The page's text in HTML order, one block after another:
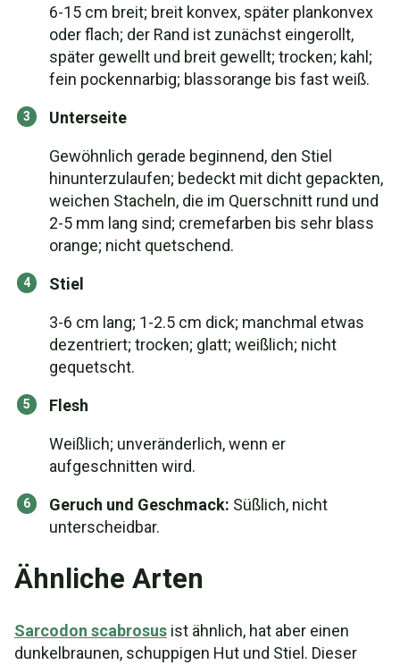
6-15 cm breit; breit konvex, später plankonvex
oder flach; der Rand ist zunächst eingerollt,
später gewellt und breit gewellt; trocken; kahl;
fein pockennarbig; blassorange bis fast weiß.
Unterseite
Gewöhnlich gerade beginnend, den Stiel
hinunterzulaufen; bedeckt mit dicht gepackten,
weichen Stacheln, die im Querschnitt rund und
2-5 mm lang sind; cremefarben bis sehr blass
orange; nicht quetschend.
Stiel
3-6 cm lang; 1-2.5 cm dick; manchmal etwas
dezentriert; trocken; glatt; weißlich; nicht
gequetscht.
Flesh
Weißlich; unveränderlich, wenn er
aufgeschnitten wird.
Geruch und Geschmack: Süßlich, nicht
unterscheidbar.
Ähnliche Arten
Sarcodon scabrosus ist ähnlich, hat aber einen
dunkelbraunen, schuppigen Hut und Stiel. Dieser